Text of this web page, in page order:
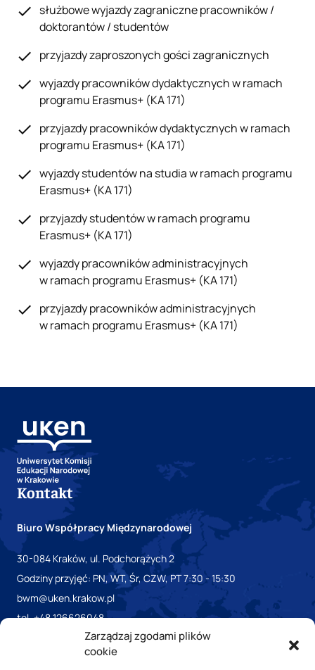
Zarządzaj zgodami plików
cookie
służbowe wyjazdy zagraniczne pracowników /
doktorantów / studentów
przyjazdy zaproszonych gości zagranicznych
wyjazdy pracowników dydaktycznych w ramach
programu Erasmus+ (KA 171)
przyjazdy pracowników dydaktycznych w ramach
programu Erasmus+ (KA 171)
wyjazdy studentów na studia w ramach programu
Erasmus+ (KA 171)
przyjazdy studentów w ramach programu
Erasmus+ (KA 171)
wyjazdy pracowników administracyjnych
w ramach programu Erasmus+ (KA 171)
przyjazdy pracowników administracyjnych
w ramach programu Erasmus+ (KA 171)
Kontakt
Biuro Współpracy Międzynarodowej
30-084 Kraków, ul. Podchorążych 2
Godziny przyjęć: PN, WT, Śr, CZW, PT 7:30 - 15:30
bwm@uken.krakow.pl
tel. +48 126626048